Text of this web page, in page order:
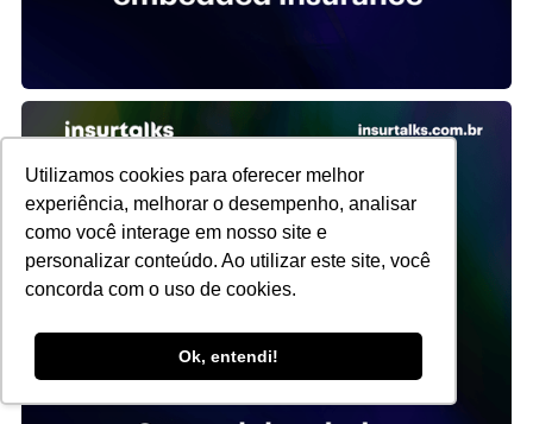
Utilizamos cookies para oferecer melhor
experiência, melhorar o desempenho, analisar
como você interage em nosso site e
personalizar conteúdo. Ao utilizar este site, você
concorda com o uso de cookies.
Ok, entendi!